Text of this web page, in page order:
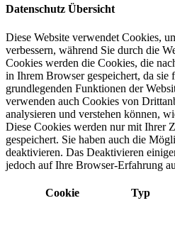
Datenschutz Übersicht
Diese Website verwendet Cookies,
verbessern, während Sie durch die
Cookies werden die Cookies, die
in Ihrem Browser gespeichert, da sie
grundlegenden Funktionen der
verwenden auch Cookies von
analysieren und verstehen können,
Diese Cookies werden nur mit Ihrer
gespeichert. Sie haben auch die
deaktivieren. Das Deaktivieren
jedoch auf Ihre Browser-Erfahrung
Cookie Typ